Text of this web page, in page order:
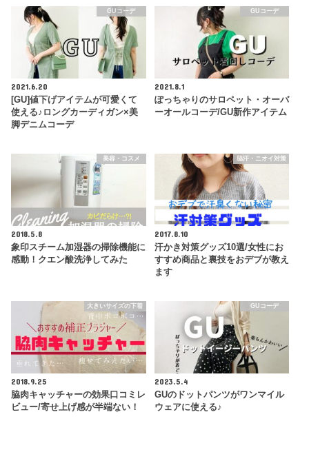
GUコーデ
2021.6.20
[GU]値下げアイテムが可愛くて
使える♪ロングカーディガン×美
脚デニムコーデ
GUコーデ
2021.8.1
ぽっちゃりのサロペット・オーバ
ーオールコーデ/GU新作アイテム
美容・コスメ
2018.5.8
象印スチーム加湿器の掃除機能に
感動！クエン酸洗浄してみた
脇汗・ニオイ対策
2017.8.10
汗かき対策グッズ10選/女性にお
すすめ商品と裏技をおデブが教え
ます
大きいサイズの下着
2018.9.25
脇肉キャッチャーの効果口コミレ
ビュー/寄せ上げ感が半端ない！
GUコーデ
2023.5.4
GUのドットパンツがワンマイル
ウェアに使える♪